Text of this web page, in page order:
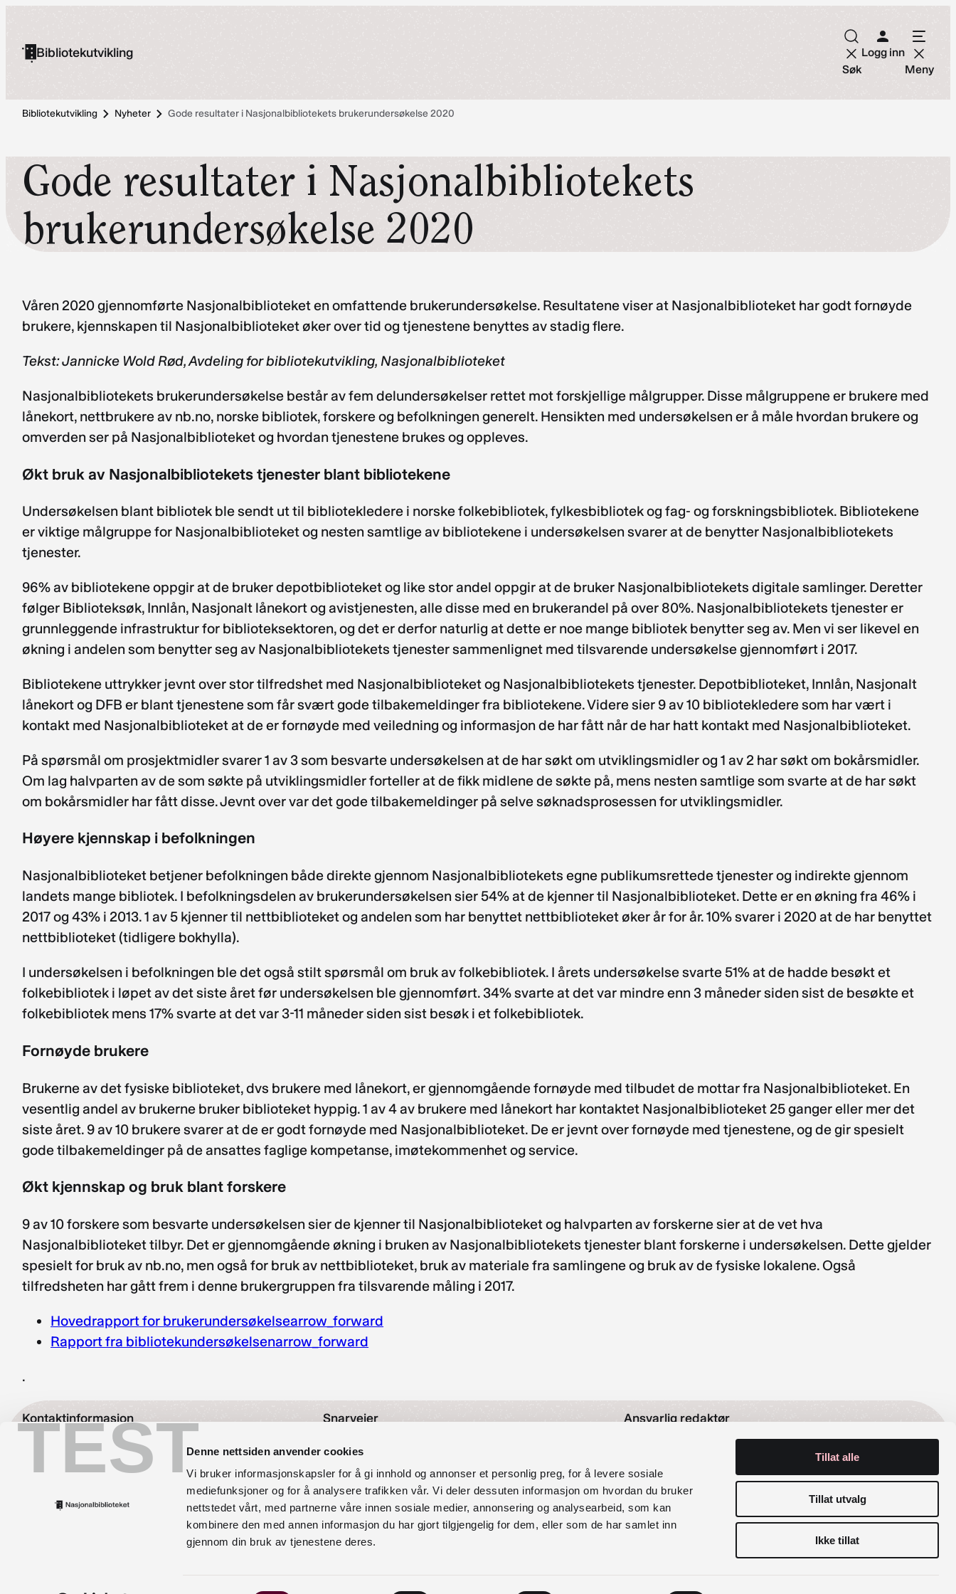
TESTDenne nettsiden anvender cookies
Vi bruker informasjonskapsler for å gi innhold og annonser et personlig preg, for å levere sosiale
mediefunksjoner og for å analysere trafikken vår. Vi deler dessuten informasjon om hvordan du bruker
nettstedet vårt, med partnerne våre innen sosiale medier, annonsering og analysearbeid, som kan
kombinere den med annen informasjon du har gjort tilgjengelig for dem, eller som de har samlet inn
gjennom din bruk av tjenestene deres.
Tillat alle
Tillat utvalg
Ikke tillat
innholdBibliotekutvikling
Søk
Logg inn
Meny
Bibliotekutvikling Nyheter Gode resultater i Nasjonalbibliotekets brukerundersøkelse 2020
Gode resultater i Nasjonalbibliotekets
brukerundersøkelse 2020
Våren 2020 gjennomførte Nasjonalbiblioteket en omfattende brukerundersøkelse. Resultatene viser at Nasjonalbiblioteket har godt fornøyde
brukere, kjennskapen til Nasjonalbiblioteket øker over tid og tjenestene benyttes av stadig flere.
Tekst: Jannicke Wold Rød, Avdeling for bibliotekutvikling, Nasjonalbiblioteket
Nasjonalbibliotekets brukerundersøkelse består av fem delundersøkelser rettet mot forskjellige målgrupper. Disse målgruppene er brukere med
lånekort, nettbrukere av nb.no, norske bibliotek, forskere og befolkningen generelt. Hensikten med undersøkelsen er å måle hvordan brukere og
omverden ser på Nasjonalbiblioteket og hvordan tjenestene brukes og oppleves.
Økt bruk av Nasjonalbibliotekets tjenester blant bibliotekene
Undersøkelsen blant bibliotek ble sendt ut til bibliotekledere i norske folkebibliotek, fylkesbibliotek og fag- og forskningsbibliotek. Bibliotekene
er viktige målgruppe for Nasjonalbiblioteket og nesten samtlige av bibliotekene i undersøkelsen svarer at de benytter Nasjonalbibliotekets
tjenester.
96% av bibliotekene oppgir at de bruker depotbiblioteket og like stor andel oppgir at de bruker Nasjonalbibliotekets digitale samlinger. Deretter
følger Biblioteksøk, Innlån, Nasjonalt lånekort og avistjenesten, alle disse med en brukerandel på over 80%. Nasjonalbibliotekets tjenester er
grunnleggende infrastruktur for biblioteksektoren, og det er derfor naturlig at dette er noe mange bibliotek benytter seg av. Men vi ser likevel en
økning i andelen som benytter seg av Nasjonalbibliotekets tjenester sammenlignet med tilsvarende undersøkelse gjennomført i 2017.
Bibliotekene uttrykker jevnt over stor tilfredshet med Nasjonalbiblioteket og Nasjonalbibliotekets tjenester. Depotbiblioteket, Innlån, Nasjonalt
lånekort og DFB er blant tjenestene som får svært gode tilbakemeldinger fra bibliotekene. Videre sier 9 av 10 bibliotekledere som har vært i
kontakt med Nasjonalbiblioteket at de er fornøyde med veiledning og informasjon de har fått når de har hatt kontakt med Nasjonalbiblioteket.
På spørsmål om prosjektmidler svarer 1 av 3 som besvarte undersøkelsen at de har søkt om utviklingsmidler og 1 av 2 har søkt om bokårsmidler.
Om lag halvparten av de som søkte på utviklingsmidler forteller at de fikk midlene de søkte på, mens nesten samtlige som svarte at de har søkt
om bokårsmidler har fått disse. Jevnt over var det gode tilbakemeldinger på selve søknadsprosessen for utviklingsmidler.
Høyere kjennskap i befolkningen
Nasjonalbiblioteket betjener befolkningen både direkte gjennom Nasjonalbibliotekets egne publikumsrettede tjenester og indirekte gjennom
landets mange bibliotek. I befolkningsdelen av brukerundersøkelsen sier 54% at de kjenner til Nasjonalbiblioteket. Dette er en økning fra 46% i
2017 og 43% i 2013. 1 av 5 kjenner til nettbiblioteket og andelen som har benyttet nettbiblioteket øker år for år. 10% svarer i 2020 at de har benyttet
nettbiblioteket (tidligere bokhylla).
I undersøkelsen i befolkningen ble det også stilt spørsmål om bruk av folkebibliotek. I årets undersøkelse svarte 51% at de hadde besøkt et
folkebibliotek i løpet av det siste året før undersøkelsen ble gjennomført. 34% svarte at det var mindre enn 3 måneder siden sist de besøkte et
folkebibliotek mens 17% svarte at det var 3-11 måneder siden sist besøk i et folkebibliotek.
Fornøyde brukere
Brukerne av det fysiske biblioteket, dvs brukere med lånekort, er gjennomgående fornøyde med tilbudet de mottar fra Nasjonalbiblioteket. En
vesentlig andel av brukerne bruker biblioteket hyppig. 1 av 4 av brukere med lånekort har kontaktet Nasjonalbiblioteket 25 ganger eller mer det
siste året. 9 av 10 brukere svarer at de er godt fornøyde med Nasjonalbiblioteket. De er jevnt over fornøyde med tjenestene, og de gir spesielt
gode tilbakemeldinger på de ansattes faglige kompetanse, imøtekommenhet og service.
Økt kjennskap og bruk blant forskere
9 av 10 forskere som besvarte undersøkelsen sier de kjenner til Nasjonalbiblioteket og halvparten av forskerne sier at de vet hva
Nasjonalbiblioteket tilbyr. Det er gjennomgående økning i bruken av Nasjonalbibliotekets tjenester blant forskerne i undersøkelsen. Dette gjelder
spesielt for bruk av nb.no, men også for bruk av nettbiblioteket, bruk av materiale fra samlingene og bruk av de fysiske lokalene. Også
tilfredsheten har gått frem i denne brukergruppen fra tilsvarende måling i 2017.
Hovedrapport for brukerundersøkelsearrow_forward
Rapport fra bibliotekundersøkelsenarrow_forward
.
Kontaktinformasjon
bibliotekutvikling@nb.no
Telefon:23 27 60 00
Snarveier
Nyheter
Arrangementer
Om oss
Kontakt oss
Personvernerklæring
Vilkår for bruk av forum
Ansvarlig redaktør
Organisasjonsnummer